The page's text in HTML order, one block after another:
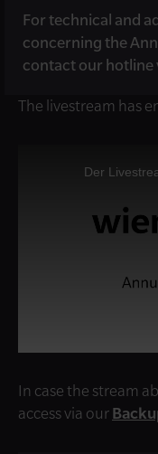
For technical and
concerning the
contact our hotline
The livestream has
In case the stream
access via our